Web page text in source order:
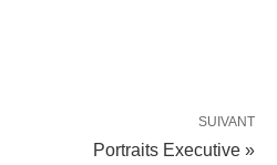
SUIVANT
Portraits Executive »